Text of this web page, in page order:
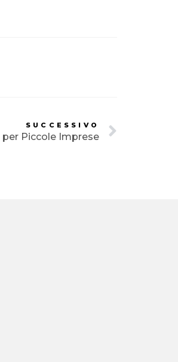
SUCCESSIVO
Piccole Imprese